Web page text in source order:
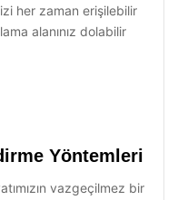
her zaman erişilebilir
alanınız dolabilir
Yöntemleri
vazgeçilmez bir